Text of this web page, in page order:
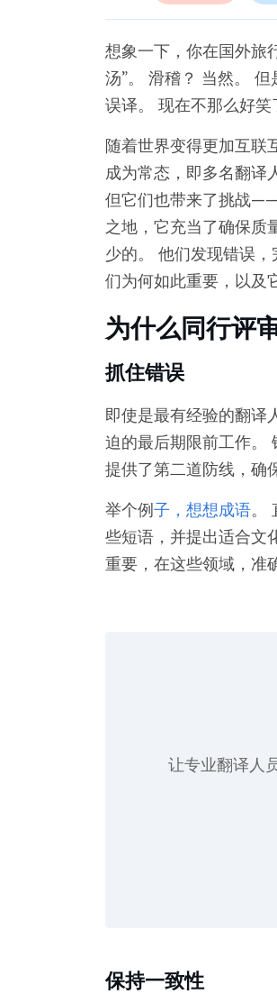
想象一下，你在国外旅
汤”。 滑稽？ 当然。
误译。 现在不那么好笑
随着世界变得更加互联
成为常态，即多名翻译
但它们也带来了挑战
之地，它充当了确保质
少的。 他们发现错误
们为何如此重要，以及
为什么同行评
抓住错误
即使是最有经验的翻译
迫的最后期限前工作。
提供了第二道防线，确
举个例子，想想成语。
些短语，并提出适合文
重要，在这些领域，准
让专业翻译人
保持一致性